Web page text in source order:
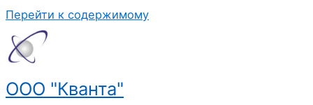
Перейти к содержимому
ООО "Кванта"